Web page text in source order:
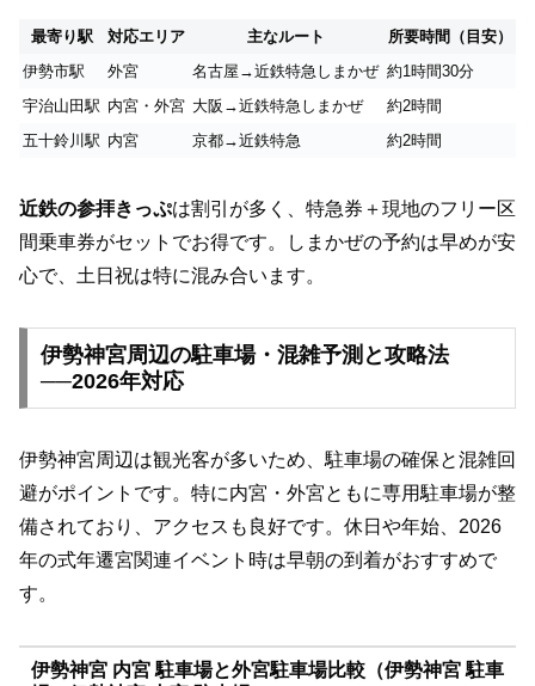
最寄り駅 対応エリア 主なルート
所要時間（目安）
伊勢市駅
外宮 名古屋→近鉄特急しまかぜ 約1時間30分
宇治山田駅 内宮・外宮 大阪→近鉄特急しまかぜ
約2時間
五十鈴川駅 内宮 京都→近鉄特急 約2時間
近鉄の参拝きっぷは割引が多く、特急券＋現地のフリー区
間乗車券がセットでお得です。しまかぜの予約は早めが安
心で、土日祝は特に混み合います。
伊勢神宮周辺の駐車場・混雑予測と攻略法
──2026年対応
伊勢神宮周辺は観光客が多いため、駐車場の確保と混雑回
避がポイントです。特に内宮・外宮ともに専用駐車場が整
備されており、アクセスも良好です。休日や年始、2026
年の式年遷宮関連イベント時は早朝の到着がおすすめで
す。
伊勢神宮 内宮 駐車場と外宮駐車場比較（伊勢神宮 駐車